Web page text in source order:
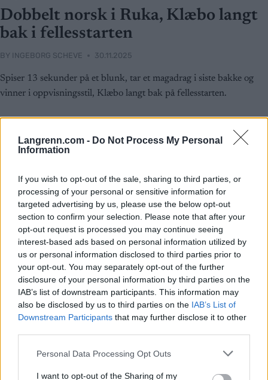
Langrenn.com - Do Not Process My Personal
Information
If you wish to opt-out of the sale, sharing to third parties, or
processing of your personal or sensitive information for
targeted advertising by us, please use the below opt-out
section to confirm your selection. Please note that after your
opt-out request is processed you may continue seeing
interest-based ads based on personal information utilized by
us or personal information disclosed to third parties prior to
your opt-out. You may separately opt-out of the further
disclosure of your personal information by third parties on the
IAB’s list of downstream participants. This information may
also be disclosed by us to third parties on the IAB’s List of
Downstream Participants that may further disclose it to other
Please note that this website/app uses one or more Google
not limited to your visit or usage behaviour. You may click to
Personal Data Processing Opt Outs
I want to opt-out of the Sharing of my
Dobbelt norsk i Ruka, Klæbo langt
bak i fellesstarten
BY INGEBORG SCHEVE 30.11.2025
Spiser 13 sekunder på et blunk, tar et magadrag i siste bakke og
vinner i oppvisningsstil, Klæbo langt bak på fellesstarten.
Slår tilbake etter VM-sølvet: –